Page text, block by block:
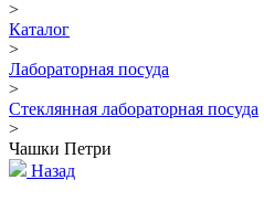
>
Каталог
>
Лабораторная посуда
>
Стеклянная лабораторная посуда
>
Чашки Петри
Назад